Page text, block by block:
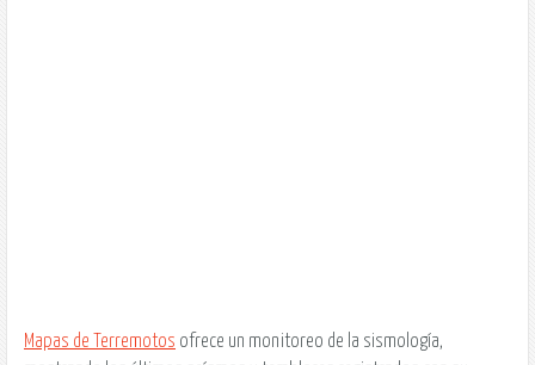
Mapas de Terremotos ofrece un monitoreo de la sismología,